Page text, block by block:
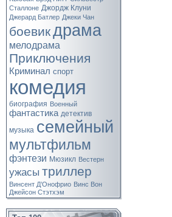
Сталлоне Джордж Клуни
Джерард Батлер Джеки Чан
боевикдрама
мелодрама
Приключения
Криминал спорт
комедия
биография Военный
фантастика детектив
музыка семейный
мультфильм
фэнтези Мюзикл Вестерн
ужасы триллер
Винсент Д’Онофрио Винс Вон
Джейсон Стэтхэм